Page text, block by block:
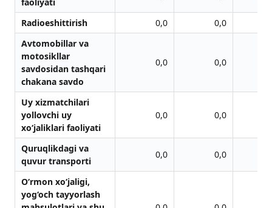
Rаdioeshittirish 0,0
0,0
Avtomobillar va
motosikllar
savdosidan tashqari
chakana savdo
0,0 0,0
Uy xizmatchilari
yollovchi uy
xo‘jaliklari faoliyati
0,0 0,0
Quruqlikdagi va
quvur transporti
0,0 0,0
O‘rmon xo‘jaligi,
yog‘och tayyorlash